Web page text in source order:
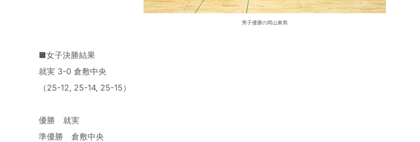
男子優勝の岡山東商
■女子決勝結果
就実 3-0 倉敷中央
（25-12, 25-14, 25-15）
優勝 就実
準優勝 倉敷中央